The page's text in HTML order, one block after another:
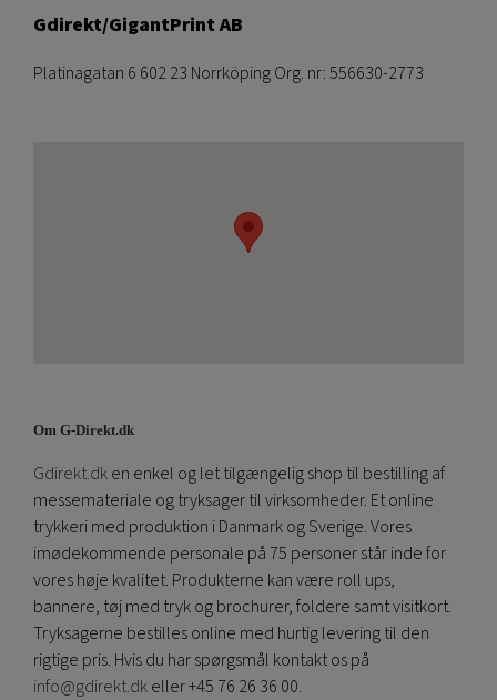
Gdirekt/GigantPrint AB
Platinagatan 6 602 23 Norrköping Org. nr: 556630-2773
Om G-Direkt.dk
Gdirekt.dken enkel og let tilgængelig shop til bestilling af
messemateriale og tryksager til virksomheder. Et online
trykkeri med produktion i Danmark og Sverige. Vores
imødekommende personale på 75 personer står inde for
vores høje kvalitet. Produkterne kan være roll ups,
bannere, tøj med tryk og brochurer, foldere samt visitkort.
Tryksagerne bestilles online med hurtig levering til den
rigtige pris. Hvis du har spørgsmål kontakt os på
info@gdirekt.dkeller +45 76 26 36 00.